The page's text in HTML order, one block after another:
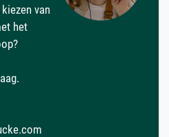
van
het